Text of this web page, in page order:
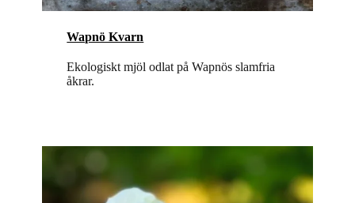
Wapnö Kvarn
Ekologiskt mjöl odlat på Wapnös slamfria
åkrar.